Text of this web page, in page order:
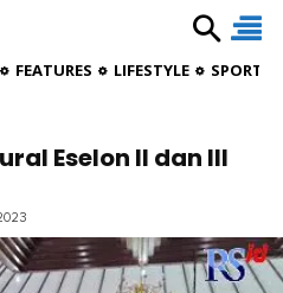
FEATURES LIFESTYLE
Eselon II dan III